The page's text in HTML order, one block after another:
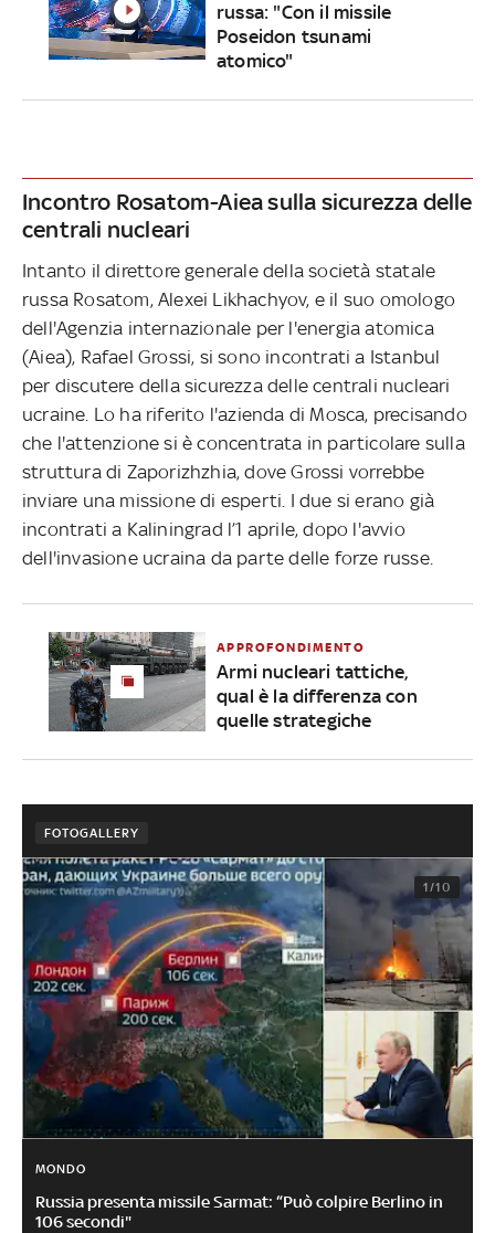
russa: "Con il missile
Poseidon tsunami
atomico"
Incontro Rosatom-Aiea sulla sicurezza delle
centrali nucleari
Intanto il direttore generale della società statale
russa Rosatom, Alexei Likhachyov, e il suo omologo
dell'Agenzia internazionale per l'energia atomica
(Aiea), Rafael Grossi, si sono incontrati a Istanbul
per discutere della sicurezza delle centrali nucleari
ucraine. Lo ha riferito l'azienda di Mosca, precisando
che l'attenzione si è concentrata in particolare sulla
struttura di Zaporizhzhia, dove Grossi vorrebbe
inviare una missione di esperti. I due si erano già
incontrati a Kaliningrad l’1 aprile, dopo l'avvio
dell'invasione ucraina da parte delle forze russe.
APPROFONDIMENTO
Armi nucleari tattiche,
qual è la differenza con
quelle strategiche
FOTOGALLERY
1/10
MONDO
Russia presenta missile Sarmat: “Può colpire Berlino in
106 secondi"